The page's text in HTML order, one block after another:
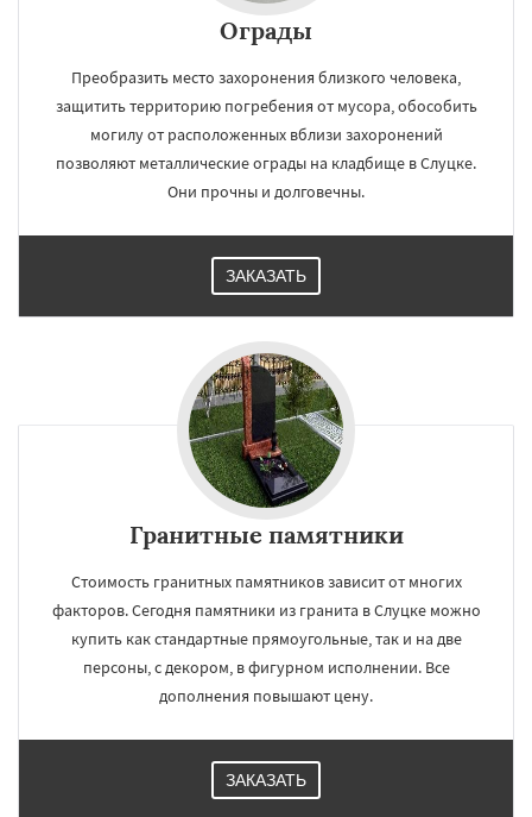
Ограды
Преобразить место захоронения близкого человека,
защитить территорию погребения от мусора, обособить
могилу от расположенных вблизи захоронений
позволяют металлические ограды на кладбище в Слуцке.
Они прочны и долговечны.
ЗАКАЗАТЬ
Гранитные памятники
Стоимость гранитных памятников зависит от многих
факторов. Сегодня памятники из гранита в Слуцке можно
купить как стандартные прямоугольные, так и на две
персоны, с декором, в фигурном исполнении. Все
дополнения повышают цену.
ЗАКАЗАТЬ